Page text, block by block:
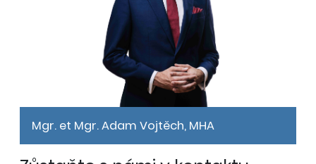
Mgr. et Mgr. Adam Vojtěch, MHA